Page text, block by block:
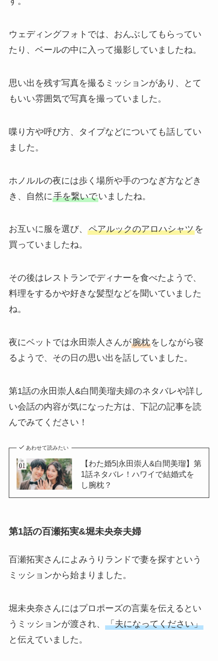
ウェディングフォトでは、おんぶしてもらってい
たり、ベールの中に入って撮影していましたね。
思い出を残す写真を撮るミッションがあり、とて
もいい雰囲気で写真を撮っていました。
喋り方や呼び方、タイプなどについても話してい
ました。
ホノルルの夜には歩く場所や手のつなぎ方などき
き、自然に手を繋いでいましたね。
お互いに服を選び、 ペアルックのアロハシャツを
買っていましたね。
その後はレストランでディナーを食べたようで、
料理をするかや好きな髪型などを聞いていました
ね。
夜にベットでは永田崇人さんが腕枕をしながら寝
るようで、その日の思い出を話していました。
第1話の永田崇人&白間美瑠夫婦のネタバレや詳し
い会話の内容が気になった方は、下記の記事を読
んでみてください！
あわせて読みたい
【わた婚5|永田崇人&白間美瑠】第
1話ネタバレ！ハワイで結婚式を
し腕枕？
第1話の百瀬拓実&堀未央奈夫婦
百瀬拓実さんによみうりランドで妻を探すという
ミッションから始まりました。
堀未央奈さんにはプロポーズの言葉を伝えるとい
うミッションが渡され、 「夫になってください」
と伝えていました。